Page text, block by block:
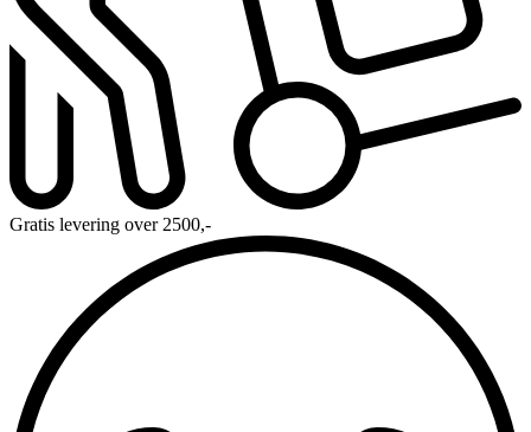
Gratis levering over 2500,-